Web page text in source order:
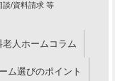
談/資料請求 等
老人ホームコラム
ム選びのポイント